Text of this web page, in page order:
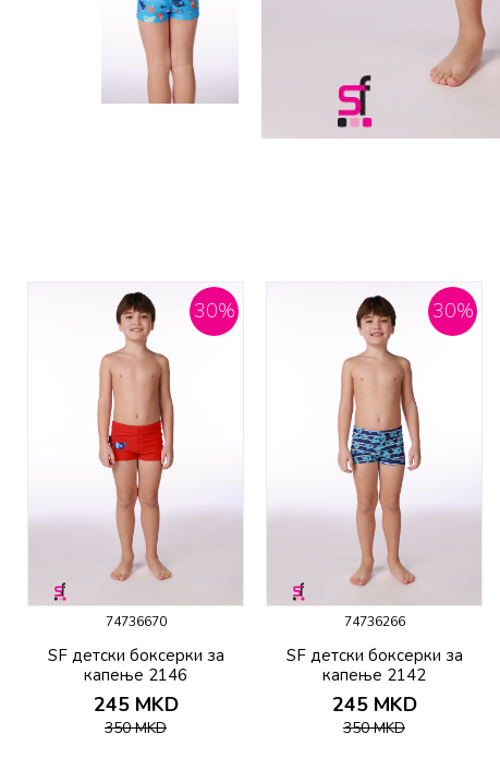
30%
74736670
SF детски боксерки за
капење 2146
245 MKD
350MKD
30%
74736266
SF детски боксерки за
капење 2142
245 MKD
350MKD